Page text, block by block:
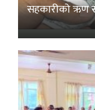
सहकारीको ऋण